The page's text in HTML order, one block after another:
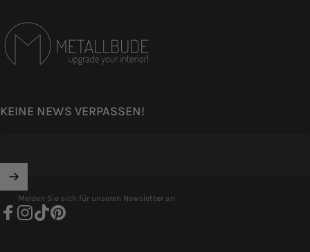
Metallbude
KEINE NEWS VERPASSEN!
Melden Sie sich für unseren Newsletter an